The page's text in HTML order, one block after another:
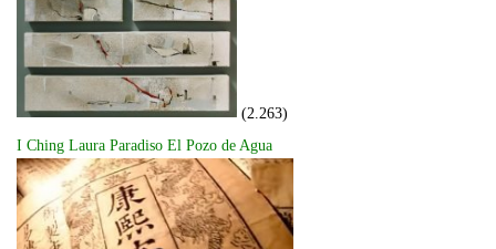
(2.263)
I Ching Laura Paradiso El Pozo de Agua